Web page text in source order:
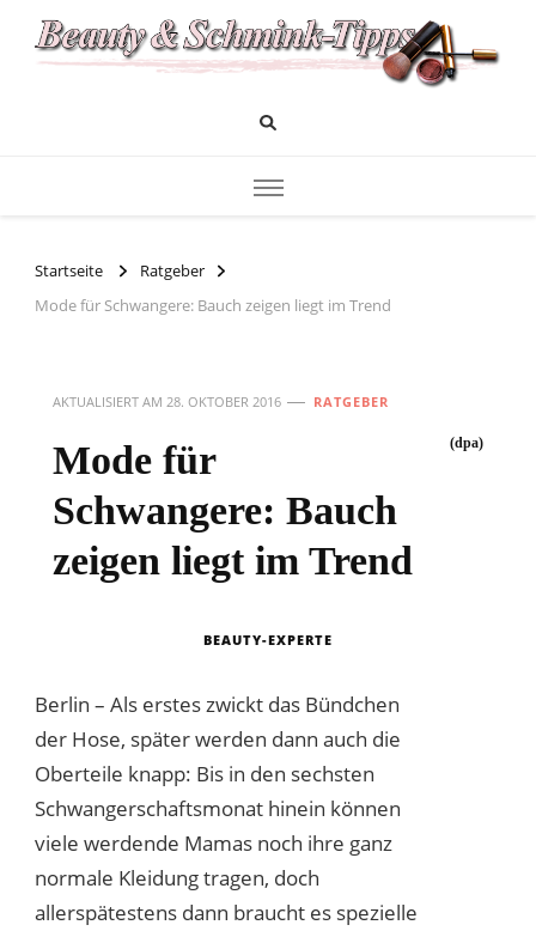
Beauty und Schminktipps
Startseite
Ratgeber
Mode für Schwangere: Bauch zeigen liegt im Trend
AKTUALISIERT AM 28. OKTOBER 2016 RATGEBER
Mode für
Schwangere: Bauch
zeigen liegt im Trend
(dpa)
BEAUTY-EXPERTE
Berlin – Als erstes zwickt das Bündchen
der Hose, später werden dann auch die
Oberteile knapp: Bis in den sechsten
Schwangerschaftsmonat hinein können
viele werdende Mamas noch ihre ganz
normale Kleidung tragen, doch
allerspätestens dann braucht es spezielle